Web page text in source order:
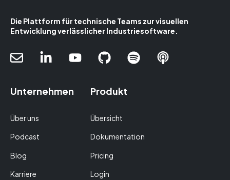
Die Plattform für technische Teams zur visuellen
Entwicklung verlässlicher Industriesoftware.
Unternehmen
Über uns
Podcast
Blog
Karriere
Produkt
Übersicht
Dokumentation
Pricing
Login